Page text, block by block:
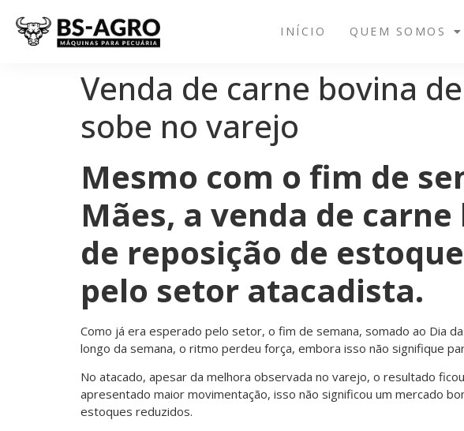
INÍCIO QUEM SOMOS
Venda de carne bovina
sobe no varejo
Mesmo com o fim de
Mães, a venda de
de reposição de
pelo setor atacadista.
Como já era esperado pelo setor, o fim de semana, somado ao Dia
longo da semana, o ritmo perdeu força, embora isso não signifique
No atacado, apesar da melhora observada no varejo, o resultado
apresentado maior movimentação, isso não significou um mercado
estoques reduzidos.